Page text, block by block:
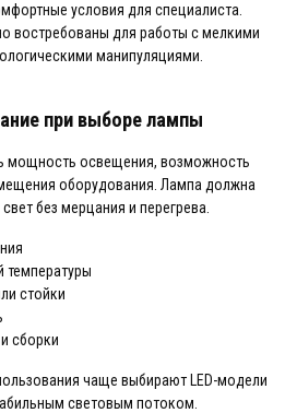
условия для специалиста.
востребованы для работы с мелкими
манипуляциями.
при выборе лампы
мощность освещения, возможность
оборудования. Лампа должна
без мерцания и перегрева.
температуры
стойки
сборки
чаще выбирают LED-модели
световым потоком.